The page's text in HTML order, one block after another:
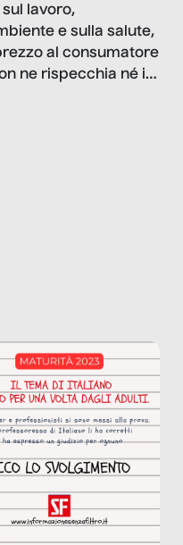
lavoro,
e sulla salute,
al consumatore
ne rispecchia né il
la nostra vita